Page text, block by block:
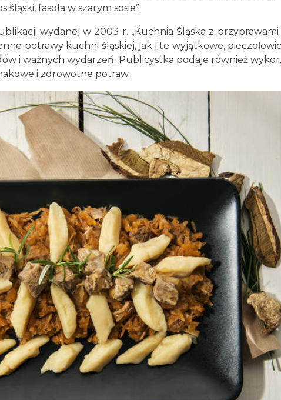
fasola w szarym sosie”.
wydanej w 2003 r. „Kuchnia Śląska z przyprawami
potrawy kuchni śląskiej, jak i te wyjątkowe,
i ważnych wydarzeń. Publicystka podaje również
i zdrowotne potraw.